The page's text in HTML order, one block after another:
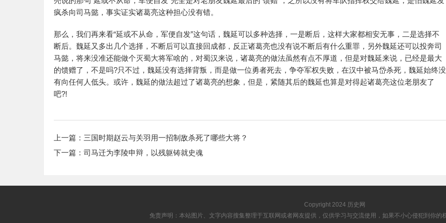
疯杀向司马懿，事实证实诸葛亮这种担心没有错。
那么，我们再来看“延或不从命，军便自发”这句话，魏延可以多种选择，一是断后，这样大家都相安无事，二是选择不
断后。魏延又多出几个选择，不断后可以直接回成都，反正诸葛亮也没有说不断后有什么重罪，另外魏延还可以投奔司
马懿，将来没准还能做个灭蜀大将军啥的，对蜀汉来说，诸葛亮的做法虽然有点不厚道，但是对魏延来说，已经是最大
的馈赠了，不是吗?只不过，魏延没有选择背叛，而是做一位勇者死去，争夺军权失败，在汉中被马岱杀死，魏延始终没
有向任何人低头。或许，魏延的做法超过了诸葛亮的想象，但是，紧随其后的魏延也算是对得起诸葛亮这位老朋友了
吧?!
上一篇： 三国时期赵云与关羽用一招制敌杀死了哪些大将？
下一篇： 司马迁为李陵申辩，以残躯铸就史魂
Copyright 2024 历史网
免责声明：本站图片、文字内容搜集整理于互联网或者网友提供，仅供学习与交流使用，如果不小心侵犯到你的